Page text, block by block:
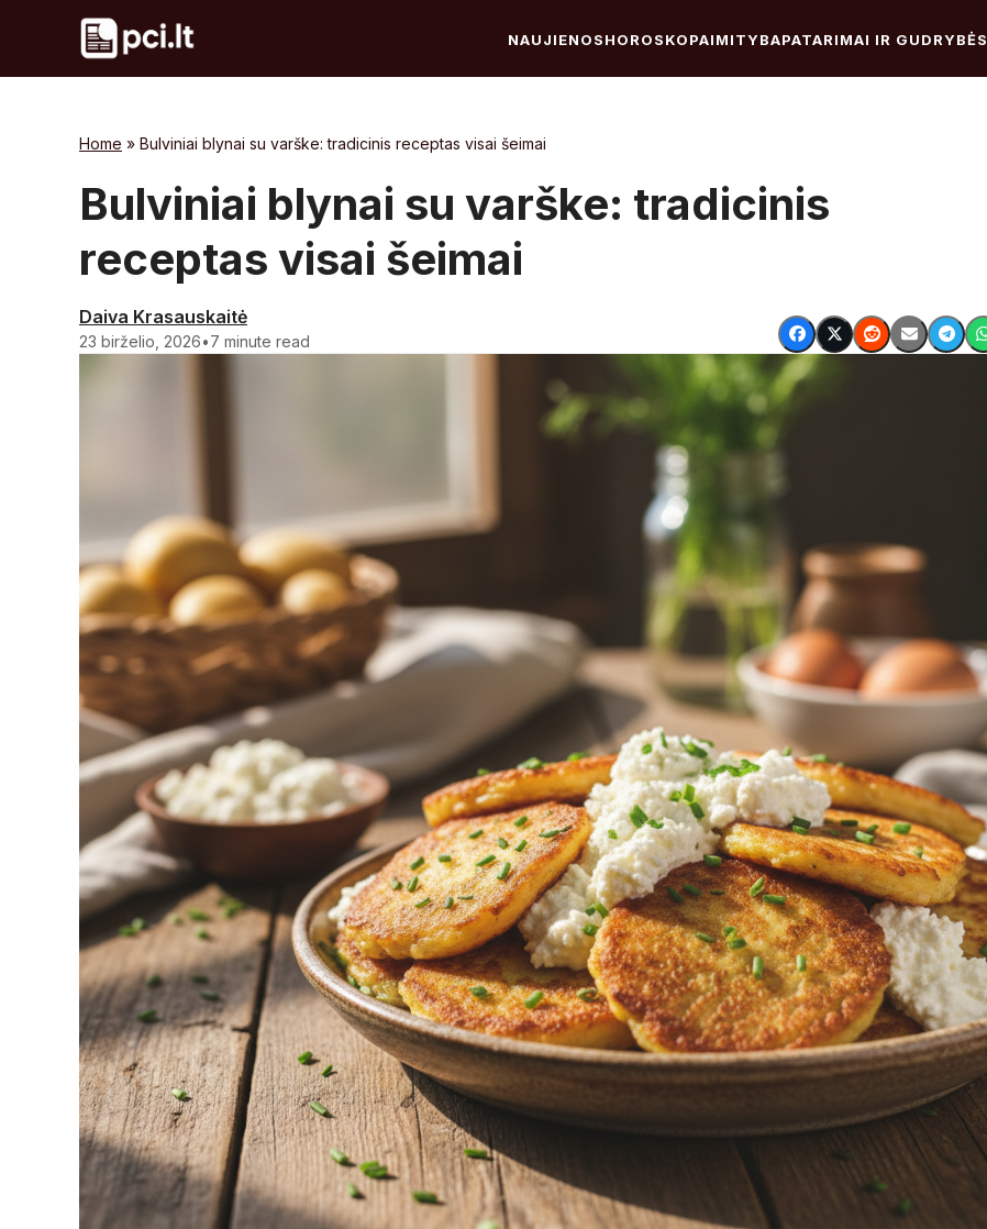
NAUJIENOSHOROSKOPAIMITYBAPATARIMAI IR GUDRYBĖS
Home » Bulviniai blynai su varške: tradicinis receptas visai šeimai
Bulviniai blynai su varške: tradicinis
receptas visai šeimai
Daiva Krasauskaitė
23 birželio, 2026•7 minute read